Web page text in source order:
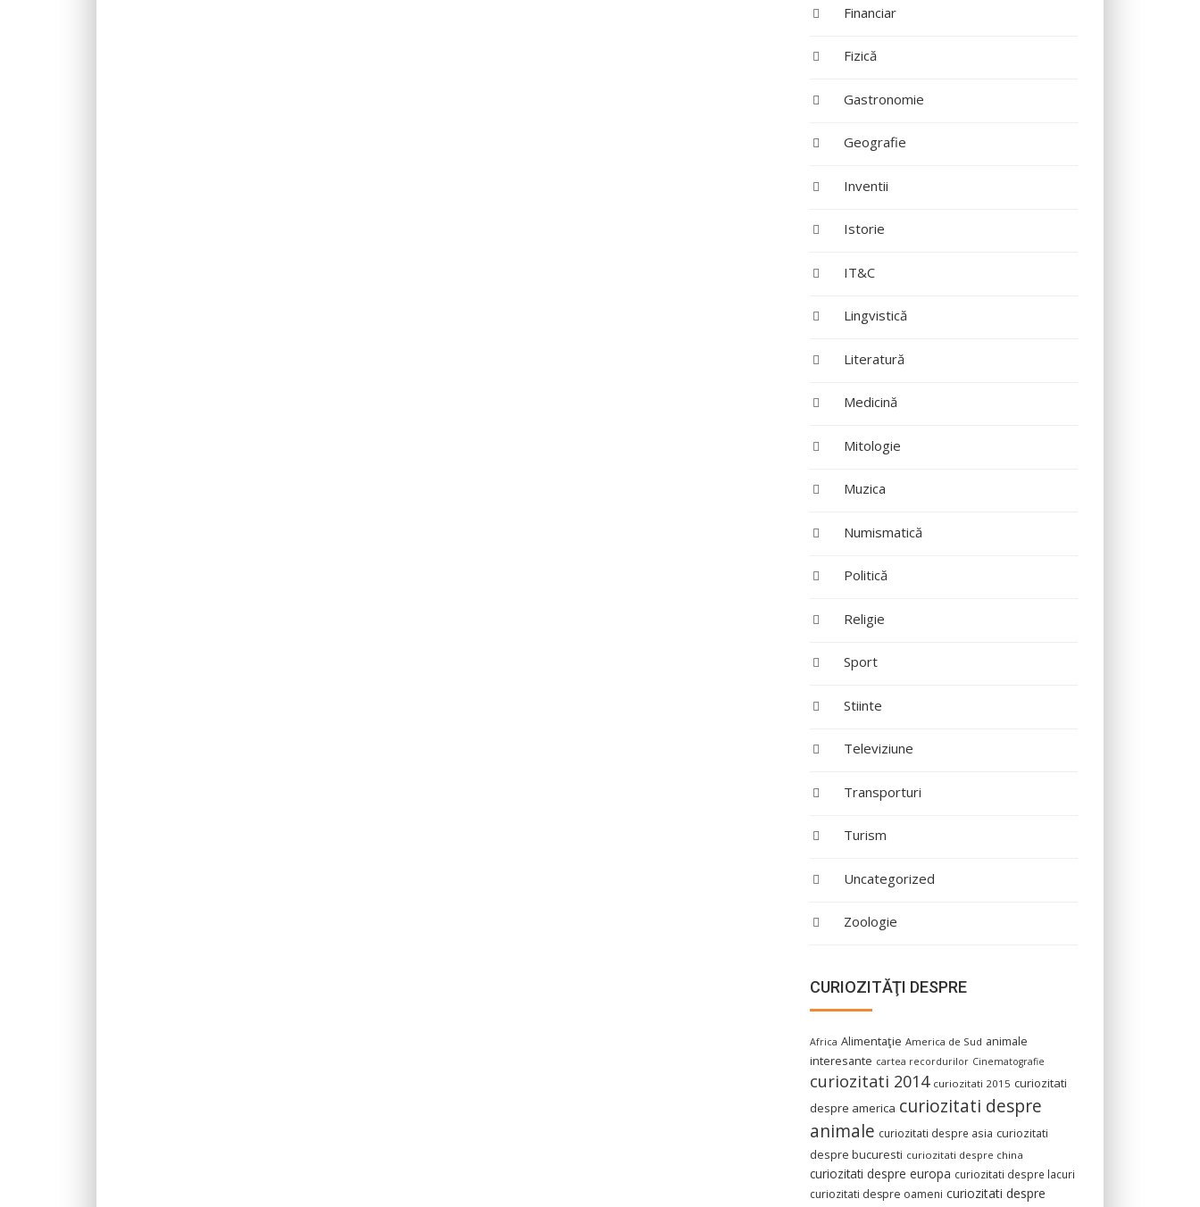
Financiar
Fizică
Gastronomie
Geografie
Inventii
Istorie
IT&C
Lingvistică
Literatură
Medicină
Mitologie
Muzica
Numismatică
Politică
Religie
Sport
Stiinte
Televiziune
Transporturi
Turism
Uncategorized
Zoologie
CURIOZITĂŢI DESPRE
Africa Alimentaţie America de Sud animale
interesante cartea recordurilor Cinematografie
curiozitati 2014 curiozitati 2015 curiozitati
despre america curiozitati despre
animale curiozitati despre asia curiozitati
despre bucuresti curiozitati despre china
curiozitati despre europa curiozitati despre lacuri
curiozitati despre oameni curiozitati despre